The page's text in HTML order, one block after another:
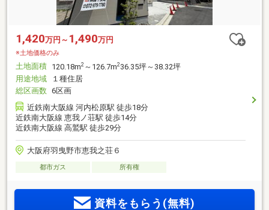
1,420万円～ 1,490万円
※土地価格のみ
土地面積 120.18m2 ～126.7m2 36.35坪～38.32坪
用途地域
１種住居
総区画数 6区画
近鉄南大阪線 河内松原駅 徒歩18分
近鉄南大阪線 恵我ノ荘駅 徒歩14分
近鉄南大阪線 高鷲駅 徒歩29分
大阪府羽曳野市恵我之荘６
都市ガス 所有権
資料をもらう(無料)